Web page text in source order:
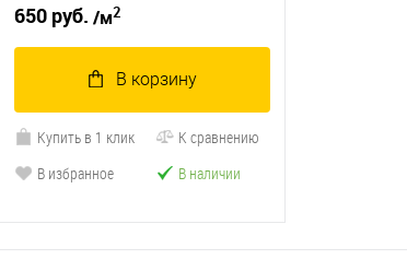
650 руб. /м2
В корзину
Купить в 1 клик
К сравнению
В избранное
В наличии